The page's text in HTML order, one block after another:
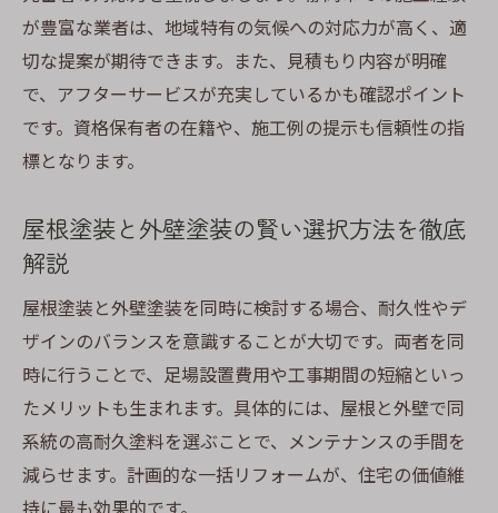
こと
アフターサポートが手厚い屋根塗装業者の
特徴
静岡市で評価される屋根塗装業者の選び方
地域密着型の屋根塗装業者が選ばれる理由
静岡の気候に合う屋根塗装のポイントを解
説
屋根塗装で重視すべき気候への対応策とは
静岡市の雨や湿気に強い屋根塗装方法とは
長持ちする屋根塗装のための時期とコツ
気温や湿度別に考える屋根塗装の最適タイ
が豊富な業者は、地域特有の気候への対応力が高く、適
切な提案が期待できます。また、見積もり内容が明確
で、アフターサービスが充実しているかも確認ポイント
です。資格保有者の在籍や、施工例の提示も信頼性の指
標となります。
屋根塗装と外壁塗装の賢い選択方法を徹底
解説
屋根塗装と外壁塗装を同時に検討する場合、耐久性やデ
ザインのバランスを意識することが大切です。両者を同
時に行うことで、足場設置費用や工事期間の短縮といっ
たメリットも生まれます。具体的には、屋根と外壁で同
系統の高耐久塗料を選ぶことで、メンテナンスの手間を
減らせます。計画的な一括リフォームが、住宅の価値維
持に最も効果的です。